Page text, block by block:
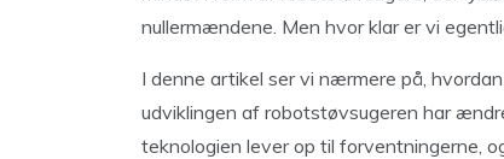
nullermændene. Men hvor klar er vi
I denne artikel ser vi nærmere på,
udviklingen af robotstøvsugeren har
teknologien lever op til forventningerne,